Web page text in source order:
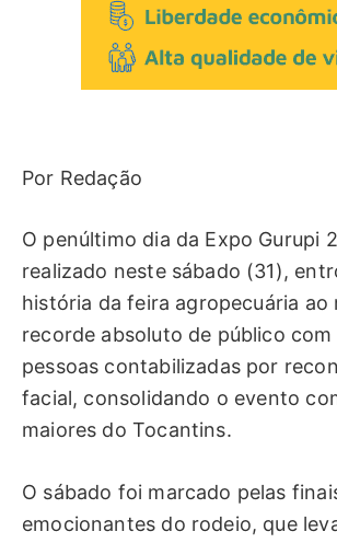
Por Redação
O penúltimo dia da Expo Gurupi
realizado neste sábado (31),
história da feira agropecuária ao
recorde absoluto de público com
pessoas contabilizadas por
facial, consolidando o evento
maiores do Tocantins.
O sábado foi marcado pelas
emocionantes do rodeio, que